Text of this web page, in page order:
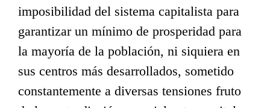
imposibilidad del sistema capitalista para
garantizar un mínimo de prosperidad para
la mayoría de la población, ni siquiera en
sus centros más desarrollados, sometido
constantemente a diversas tensiones fruto